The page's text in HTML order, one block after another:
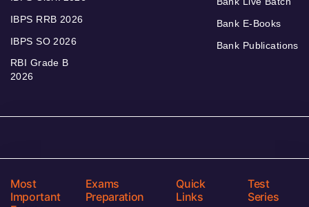
IBPS RRB 2026
IBPS SO 2026
RBI Grade B
2026
Bank E-Books
Bank Publications
Most
Important
Exams
Preparation
Quick
Links
Test
Series